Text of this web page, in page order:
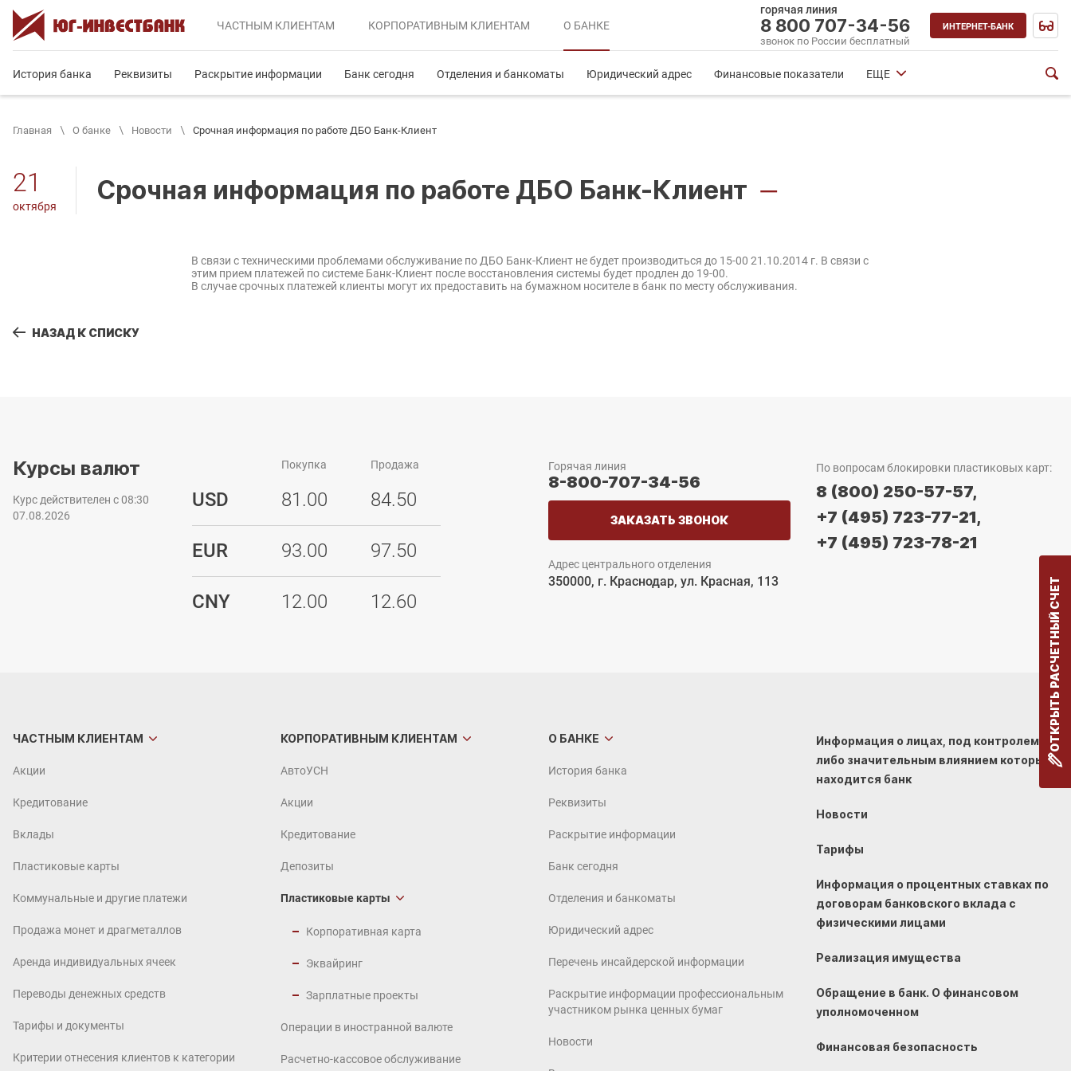
ЧАСТНЫМ КЛИЕНТАМ КОРПОРАТИВНЫМ КЛИЕНТАМ О БАНКЕ
горячая линия
8 800 707-34-56
звонок по России бесплатный
ИНТЕРНЕТ-БАНК
История банка Реквизиты Раскрытие информации Банк сегодня Отделения и банкоматы Юридический адрес Финансовые показатели ЕЩЕ
Главная О банке Новости Срочная информация по работе ДБО Банк-Клиент
21
октября
Срочная информация по работе ДБО Банк-Клиент —
В связи с техническими проблемами обслуживание по ДБО Банк-Клиент не будет производиться до 15-00 21.10.2014 г. В связи с
этим прием платежей по системе Банк-Клиент после восстановления системы будет продлен до 19-00.
В случае срочных платежей клиенты могут их предоставить на бумажном носителе в банк по месту обслуживания.
НАЗАД К СПИСКУ
ОТКРЫТЬ РАСЧЕТНЫЙ СЧЕТ
Курсы валют
Курс действителен с 08:30
07.08.2026
USD
Покупка
81.00
Продажа
84.50
EUR 93.00 97.50
CNY 12.00 12.60
Горячая линия
8-800-707-34-56
ЗАКАЗАТЬ ЗВОНОК
Адрес центрального отделения
350000, г. Краснодар, ул. Красная, 113
По вопросам блокировки пластиковых карт:
8 (800) 250-57-57,
+7 (495) 723-77-21,
+7 (495) 723-78-21
ЧАСТНЫМ КЛИЕНТАМ
Акции
Кредитование
Вклады
Пластиковые карты
Коммунальные и другие платежи
Продажа монет и драгметаллов
Аренда индивидуальных ячеек
Переводы денежных средств
Тарифы и документы
Критерии отнесения клиентов к категории
КОРПОРАТИВНЫМ КЛИЕНТАМ
АвтоУСН
Акции
Кредитование
Депозиты
Пластиковые карты
Корпоративная карта
Эквайринг
Зарплатные проекты
Операции в иностранной валюте
Расчетно-кассовое обслуживание
О БАНКЕ
История банка
Реквизиты
Раскрытие информации
Банк сегодня
Отделения и банкоматы
Юридический адрес
Перечень инсайдерской информации
Раскрытие информации профессиональным
участником рынка ценных бумаг
Новости
Информация о лицах, под контролем
либо значительным влиянием которых
находится банк
Новости
Тарифы
Информация о процентных ставках по
договорам банковского вклада с
физическими лицами
Реализация имущества
Обращение в банк. О финансовом
уполномоченном
Финансовая безопасность